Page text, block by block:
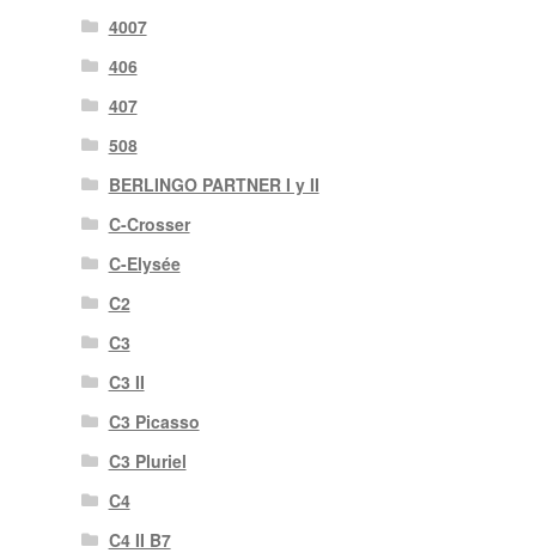
4007
406
407
508
BERLINGO PARTNER I y II
C-Crosser
C-Elysée
C2
C3
C3 II
C3 Picasso
C3 Pluriel
C4
C4 II B7